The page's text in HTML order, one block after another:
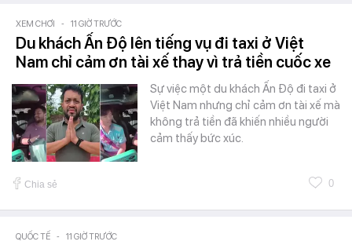
XEM CHƠI - 11 GIỜ TRƯỚC
Du khách Ấn Độ lên tiếng vụ đi taxi ở Việt
Nam chỉ cảm ơn tài xế thay vì trả tiền cuốc xe
Sự việc một du khách Ấn Độ đi taxi ở
Việt Nam nhưng chỉ cảm ơn tài xế mà
không trả tiền đã khiến nhiều người
cảm thấy bức xúc.
Chia sẻ 0
QUỐC TẾ - 11 GIỜ TRƯỚC